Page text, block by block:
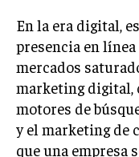
ESTRATEGIAS
MARKETING
MARKETING
FRANQUICIAS
MARKETING
En la era digital,
presencia en
mercados
marketing digital,
motores de
y el marketing de
que una empresa